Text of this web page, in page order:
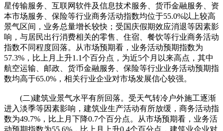
星传输服务、互联网软件及信息技术服务、货币金融服务、资
本市场服务、保险等行业商务活动指数均位于55.0%以上较高
景气区间，业务总量增长较快；受国庆假期效应消退等因素影
响，与居民出行消费相关的零售、住宿、餐饮等行业商务活动
指数不同程度回落。从市场预期看，业务活动预期指数为
57.3%，比上月上升1.1个百分点，为近5个月以来高点，其中
航空运输、邮政、货币金融服务、保险等行业业务活动预期指
数均高于65.0%，相关行业企业对市场发展信心较强。
(二)建筑业景气水平有所回落。受天气转冷户外施工逐渐
进入淡季等因素影响，建筑业生产活动有所放缓，商务活动指
数为49.7%，比上月下降0.7个百分点。从市场预期看，业务活
动预期指数为55.6%，比上月上升0.4个百分点，建筑业企业对